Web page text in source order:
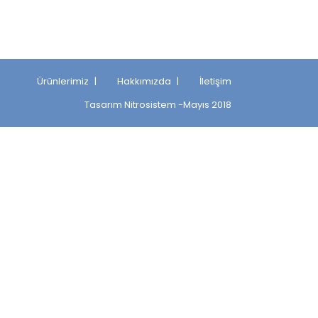
Ürünlerimiz Hakkımızda
İletişim
Tasarım Nitrosistem -Mayıs 2018